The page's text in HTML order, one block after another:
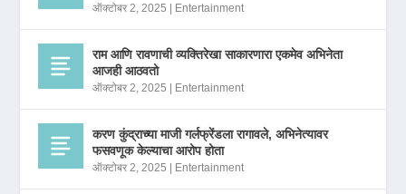
ऑक्टोबर 2, 2025 Entertainment
राम आणि रावणाची व्यक्तिरेखा साकारणारा एकमेव अभिनेता
आजही आठवतो
ऑक्टोबर 2, 2025 Entertainment
करण कुंद्राच्या माजी गर्लफ्रेंडला रागावले, अभिनेत्यावर
फसवणूक केल्याचा आरोप होता
ऑक्टोबर 2, 2025 Entertainment